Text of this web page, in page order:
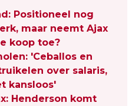
Positioneel nog
maar neemt Ajax
koop toe?
'Ceballos en
over salaris,
kansloos'
Henderson komt